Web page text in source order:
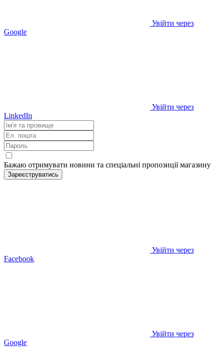
Увійти через
Google
Увійти через
LinkedIn
Бажаю отримувати новини та спеціальні пропозиціїмагазину
Зареєструватись
Увійти через
Facebook
Увійти через
Google